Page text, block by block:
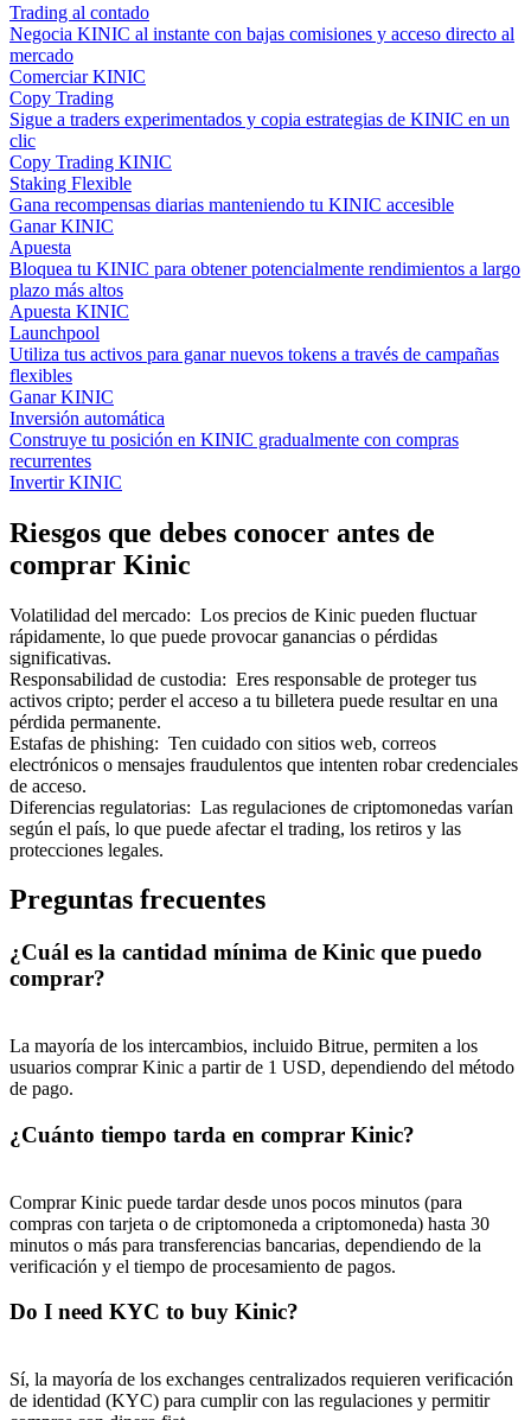
Trading al contado
Negocia KINIC al instante con bajas comisiones y acceso directo al
mercado
Comerciar KINIC
Copy Trading
Sigue a traders experimentados y copia estrategias de KINIC en un
clic
Copy Trading KINIC
Staking Flexible
Gana recompensas diarias manteniendo tu KINIC accesible
Ganar KINIC
Apuesta
Bloquea tu KINIC para obtener potencialmente rendimientos a largo
plazo más altos
Apuesta KINIC
Launchpool
Utiliza tus activos para ganar nuevos tokens a través de campañas
flexibles
Ganar KINIC
Inversión automática
Construye tu posición en KINIC gradualmente con compras
recurrentes
Invertir KINIC
Riesgos que debes conocer antes de
comprar Kinic
Volatilidad del mercado: Los precios de Kinic pueden fluctuar
rápidamente, lo que puede provocar ganancias o pérdidas
significativas.
Responsabilidad de custodia: Eres responsable de proteger tus
activos cripto; perder el acceso a tu billetera puede resultar en una
pérdida permanente.
Estafas de phishing: Ten cuidado con sitios web, correos
electrónicos o mensajes fraudulentos que intenten robar credenciales
de acceso.
Diferencias regulatorias: Las regulaciones de criptomonedas varían
según el país, lo que puede afectar el trading, los retiros y las
protecciones legales.
Preguntas frecuentes
¿Cuál es la cantidad mínima de Kinic que puedo
comprar?
La mayoría de los intercambios, incluido Bitrue, permiten a los
usuarios comprar Kinic a partir de 1 USD, dependiendo del método
de pago.
¿Cuánto tiempo tarda en comprar Kinic?
Comprar Kinic puede tardar desde unos pocos minutos (para
compras con tarjeta o de criptomoneda a criptomoneda) hasta 30
minutos o más para transferencias bancarias, dependiendo de la
verificación y el tiempo de procesamiento de pagos.
Do I need KYC to buy Kinic?
Sí, la mayoría de los exchanges centralizados requieren verificación
de identidad (KYC) para cumplir con las regulaciones y permitir